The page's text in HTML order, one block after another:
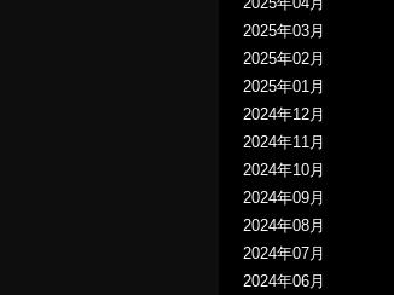
2025年03月
2025年02月
2025年01月
2024年12月
2024年11月
2024年10月
2024年09月
2024年08月
2024年07月
2024年06月